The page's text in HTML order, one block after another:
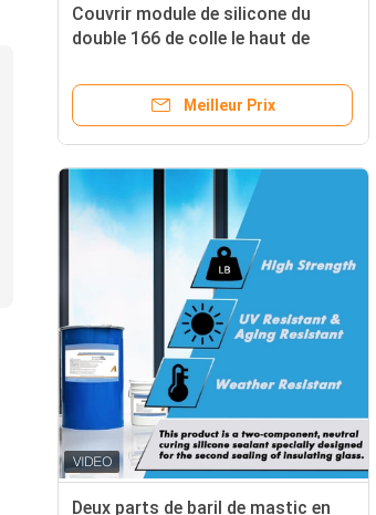
Couvrir module de silicone du
double 166 de colle le haut de
deux
Meilleur Prix
Deux parts de baril de mastic en